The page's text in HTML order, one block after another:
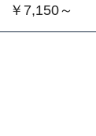
￥7,150～